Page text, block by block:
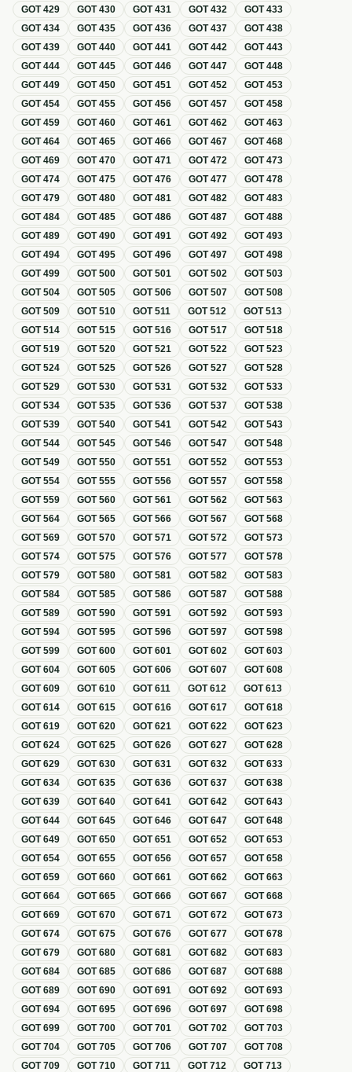
GOT429 GOT430 GOT431 GOT432 GOT433
GOT434 GOT435 GOT436 GOT437 GOT438
GOT439 GOT440 GOT441 GOT442 GOT443
GOT444 GOT445 GOT446 GOT447 GOT448
GOT449 GOT450 GOT451 GOT452 GOT453
GOT454 GOT455 GOT456 GOT457 GOT458
GOT459 GOT460 GOT461 GOT462 GOT463
GOT464 GOT465 GOT466 GOT467 GOT468
GOT469 GOT470 GOT471 GOT472 GOT473
GOT474 GOT475 GOT476 GOT477 GOT478
GOT479 GOT480 GOT481 GOT482 GOT483
GOT484 GOT485 GOT486 GOT487 GOT488
GOT489 GOT490 GOT491 GOT492 GOT493
GOT494 GOT495 GOT496 GOT497 GOT498
GOT499 GOT500 GOT501 GOT502 GOT503
GOT504 GOT505 GOT506 GOT507 GOT508
GOT509 GOT510 GOT511 GOT512 GOT513
GOT514 GOT515 GOT516 GOT517 GOT518
GOT519 GOT520 GOT521 GOT522 GOT523
GOT524 GOT525 GOT526 GOT527 GOT528
GOT529 GOT530 GOT531 GOT532 GOT533
GOT534 GOT535 GOT536 GOT537 GOT538
GOT539 GOT540 GOT541 GOT542 GOT543
GOT544 GOT545 GOT546 GOT547 GOT548
GOT549 GOT550 GOT551 GOT552 GOT553
GOT554 GOT555 GOT556 GOT557 GOT558
GOT559 GOT560 GOT561 GOT562 GOT563
GOT564 GOT565 GOT566 GOT567 GOT568
GOT569 GOT570 GOT571 GOT572 GOT573
GOT574 GOT575 GOT576 GOT577 GOT578
GOT579 GOT580 GOT581 GOT582 GOT583
GOT584 GOT585 GOT586 GOT587 GOT588
GOT589 GOT590 GOT591 GOT592 GOT593
GOT594 GOT595 GOT596 GOT597 GOT598
GOT599 GOT600 GOT601 GOT602 GOT603
GOT604 GOT605 GOT606 GOT607 GOT608
GOT609 GOT610 GOT611 GOT612 GOT613
GOT614 GOT615 GOT616 GOT617 GOT618
GOT619 GOT620 GOT621 GOT622 GOT623
GOT624 GOT625 GOT626 GOT627 GOT628
GOT629 GOT630 GOT631 GOT632 GOT633
GOT634 GOT635 GOT636 GOT637 GOT638
GOT639 GOT640 GOT641 GOT642 GOT643
GOT644 GOT645 GOT646 GOT647 GOT648
GOT649 GOT650 GOT651 GOT652 GOT653
GOT654 GOT655 GOT656 GOT657 GOT658
GOT659 GOT660 GOT661 GOT662 GOT663
GOT664 GOT665 GOT666 GOT667 GOT668
GOT669 GOT670 GOT671 GOT672 GOT673
GOT674 GOT675 GOT676 GOT677 GOT678
GOT679 GOT680 GOT681 GOT682 GOT683
GOT684 GOT685 GOT686 GOT687 GOT688
GOT689 GOT690 GOT691 GOT692 GOT693
GOT694 GOT695 GOT696 GOT697 GOT698
GOT699 GOT700 GOT701 GOT702 GOT703
GOT704 GOT705 GOT706 GOT707 GOT708
GOT709 GOT710 GOT711 GOT712 GOT713